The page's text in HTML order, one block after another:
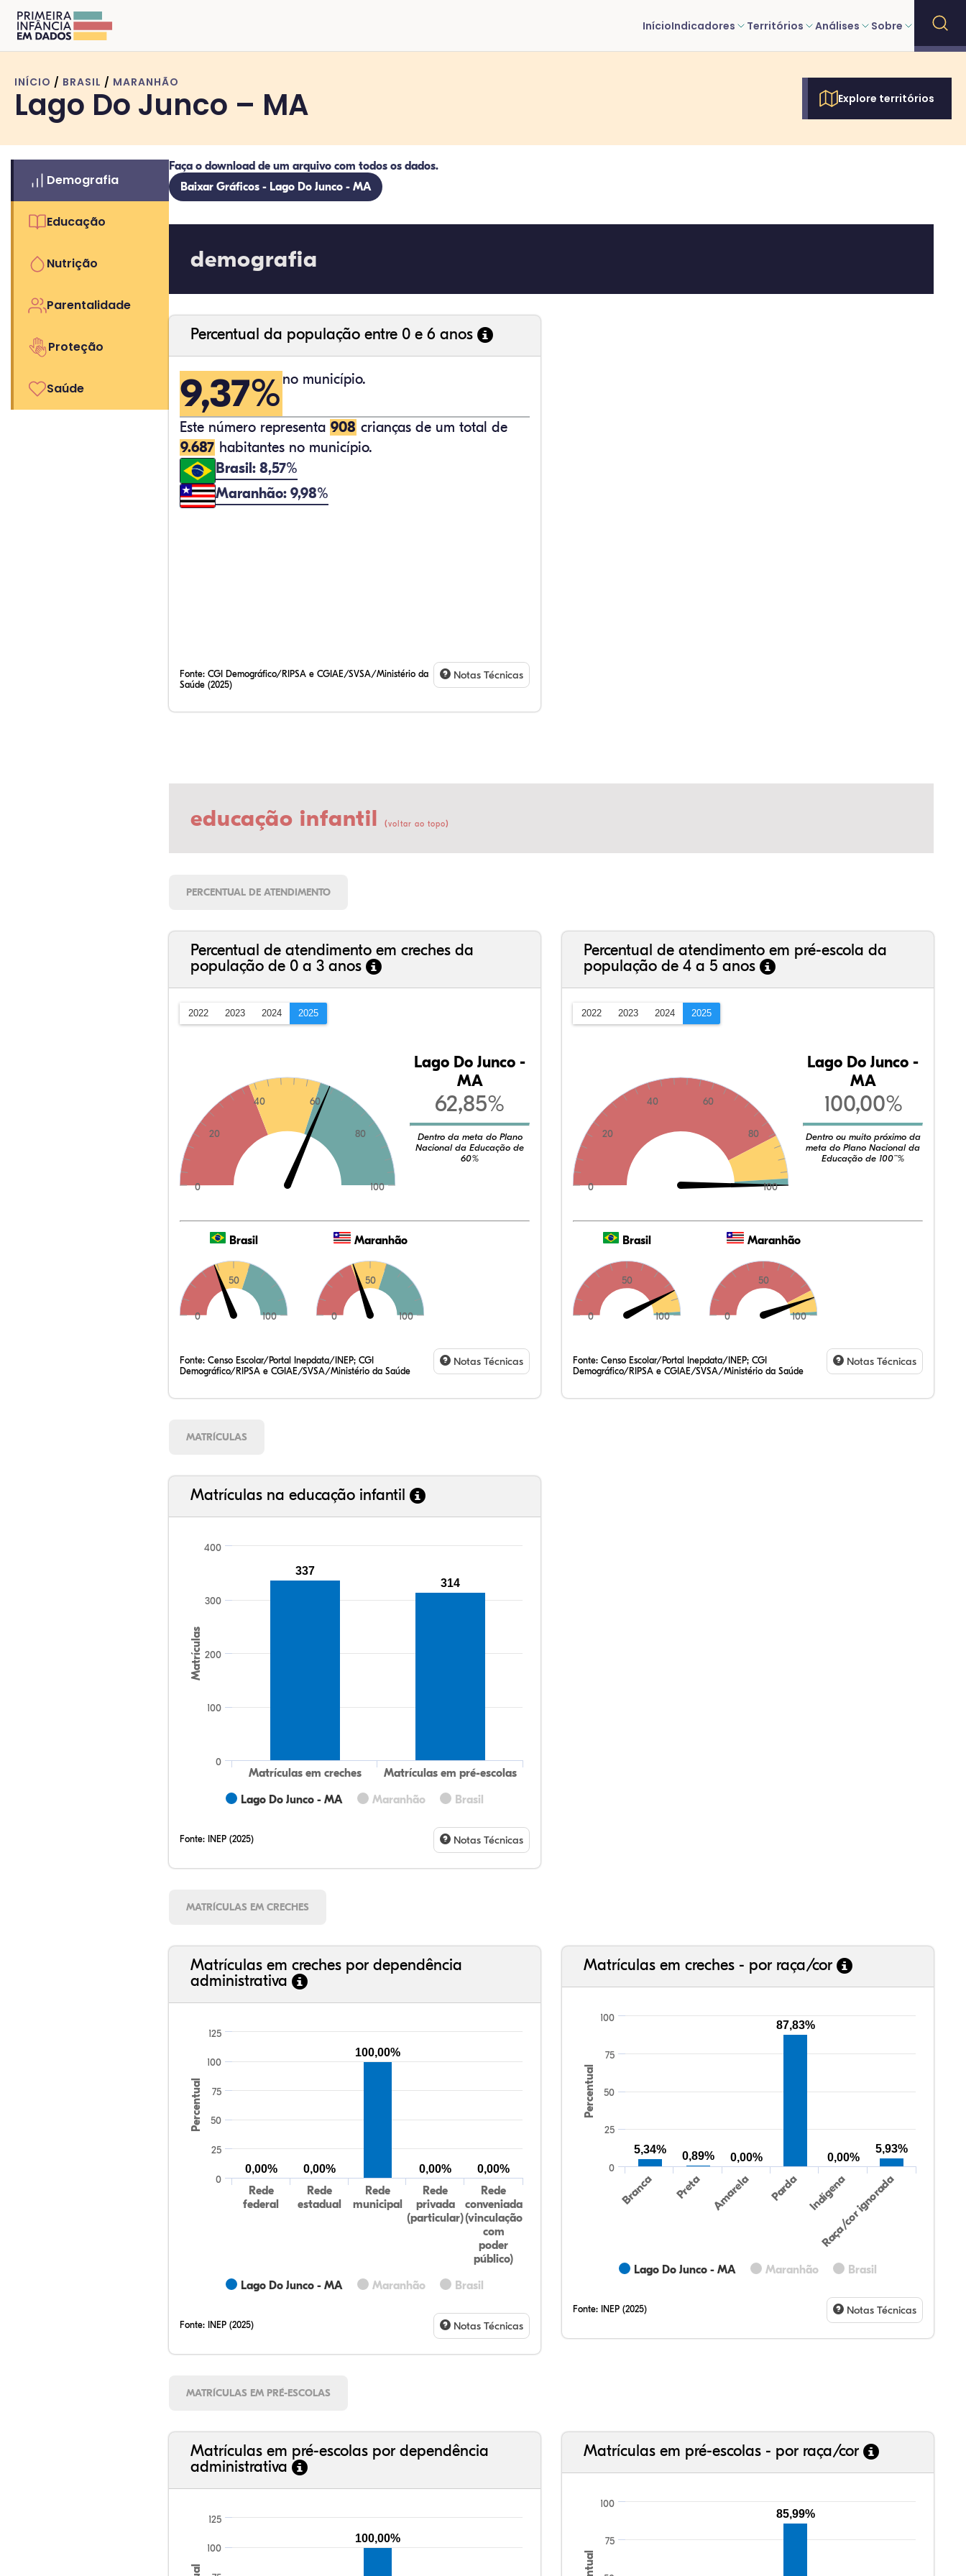
InícioIndicadores Territórios Análises Sobre
INÍCIO / BRASIL / MARANHÃO
Lago Do Junco – MA Explore territórios
Demografia
Educação
Nutrição
Parentalidade
Proteção
Saúde
Faça o download de um arquivo com todos os dados.
Baixar Gráficos - Lago Do Junco - MA
demografia
Percentual da população entre 0 e 6 anos
9,37% no município.
Este número representa 908 crianças de um total de
9.687 habitantes no município.
Brasil: 8,57%
Maranhão: 9,98%
Fonte: CGI Demográfico/RIPSA e CGIAE/SVSA/Ministério da
Saúde (2025)
Notas Técnicas
educação infantil (voltar ao topo)
PERCENTUAL DE ATENDIMENTO
Percentual de atendimento em creches da
população de 0 a 3 anos
2022 2023 2024 2025
0
20
40 60
80
100
Lago Do Junco -
MA
62,85%
Dentro da meta do Plano
Nacional da Educação de
60%
Brasil
0
50
100
Maranhão
0
50
100
Fonte: Censo Escolar/Portal Inepdata/INEP; CGI
Demográfico/RIPSA e CGIAE/SVSA/Ministério da Saúde
Notas Técnicas
Percentual de atendimento em pré-escola da
população de 4 a 5 anos
2022 2023 2024 2025
0
20
40 60
80
100
Lago Do Junco -
MA
100,00%
Dentro ou muito próximo da
meta do Plano Nacional da
Educação de 100¨%
Brasil
0
50
100
Maranhão
0
50
100
Fonte: Censo Escolar/Portal Inepdata/INEP; CGI
Demográfico/RIPSA e CGIAE/SVSA/Ministério da Saúde
Notas Técnicas
MATRÍCULAS
Matrículas na educação infantil
Matrículas
Lago Do Junco - MA Maranhão Brasil
Matrículas em creches Matrículas em pré-escolas
0
100
200
300
400
337
314
Fonte: INEP (2025) Notas Técnicas
MATRÍCULAS EM CRECHES
Matrículas em creches por dependência
administrativa
Percentual
Lago Do Junco - MA Maranhão Brasil
Rede
federal
Rede
estadual
Rede
municipal
Rede
privada
(particular)
Rede
conveniada
(vinculação
com
poder
público)
0
25
50
75
100
125
0,00% 0,00%
100,00%
0,00% 0,00%
Fonte: INEP (2025) Notas Técnicas
Matrículas em creches - por raça/cor
Percentual
Lago Do Junco - MA Maranhão Brasil
Branca Preta Amarela Parda Indígena
Raça/cor ignorada
0
100
25
50
75
5,34%
0,89% 0,00%
87,83%
0,00%
5,93%
Fonte: INEP (2025) Notas Técnicas
MATRÍCULAS EM PRÉ-ESCOLAS
Matrículas em pré-escolas por dependência
administrativa
100
125
100,00%
Matrículas em pré-escolas - por raça/cor
100
75
85,99%
9,39%
5,49%
0,27%
80,92%
1,00%
2,93%
35,47%
7,72%
0,47%
54,20%
0,83%
1,31%
10,61%
15,15%
1,52%
65,15%
4,55%
3,03%
32,28%
12,07%
0,23%
51,73%
2,94%
0,75%